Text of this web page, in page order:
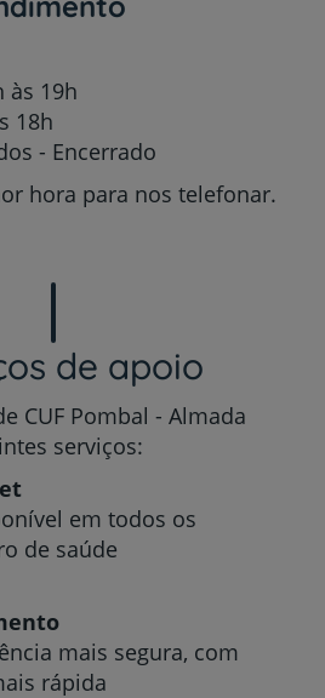
às 19h
18h
- Encerrado
hora para nos telefonar.
de apoio
CUF Pombal - Almada
serviços:
em todos os
de saúde
mais segura, com
rápida